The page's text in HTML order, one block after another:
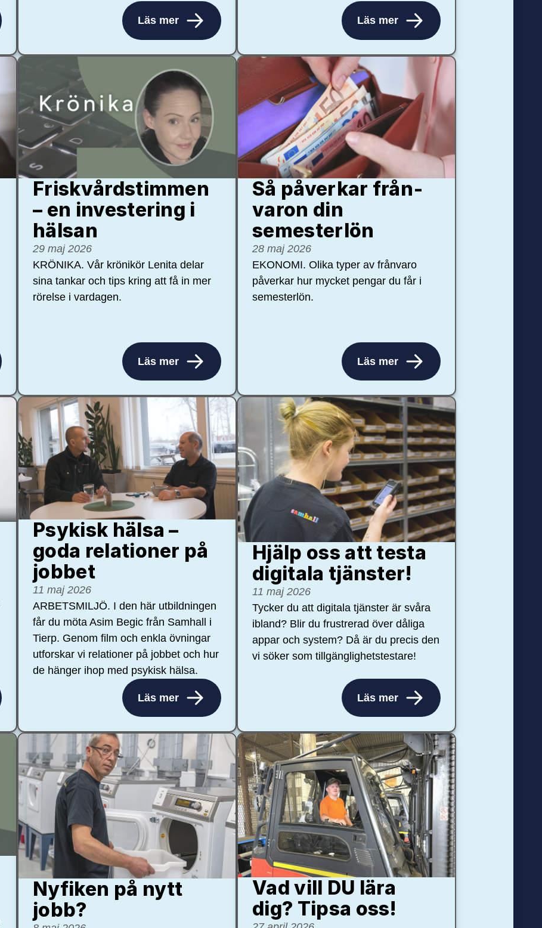
Läs mer Läs mer
Friskvårdstimmen
– en investering i
hälsan
29 maj 2026
KRÖNIKA. Vår krönikör Lenita delar
sina tankar och tips kring att få in mer
rörelse i vardagen.
Läs mer
Så påverkar från­
varon din
semester­lön
28 maj 2026
EKONOMI. Olika typer av frånvaro
påverkar hur mycket pengar du får i
semesterlön.
Läs mer
Psykisk hälsa –
goda relationer på
jobbet
11 maj 2026
ARBETSMILJÖ. I den här utbildningen
får du möta Asim Begic från Samhall i
Tierp. Genom film och enkla övningar
utforskar vi relationer på jobbet och hur
de hänger ihop med psykisk hälsa.
Läs mer
Hjälp oss att testa
digitala tjänster!
11 maj 2026
Tycker du att digitala tjänster är svåra
ibland? Blir du frustrerad över dåliga
appar och system? Då är du precis den
vi söker som tillgänglighetstestare!
Läs mer
Nyfiken på nytt
jobb?
Vad vill DU lära
dig? Tipsa oss!